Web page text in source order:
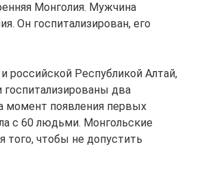
Монголия. Мужчина
Он госпитализирован, его
российской Республикой Алтай,
два
момент появления первых
с 60 людьми. Монгольские
того, чтобы не допустить